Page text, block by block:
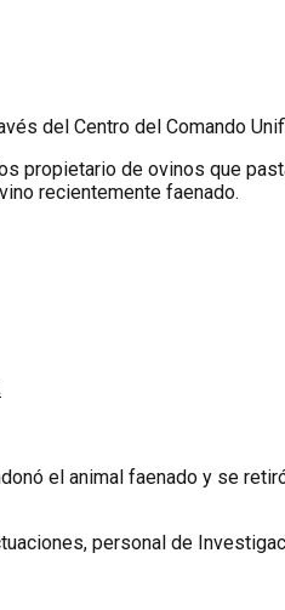
del Centro del Comando
propietario de ovinos que
recientemente faenado.
el animal faenado y se
personal de